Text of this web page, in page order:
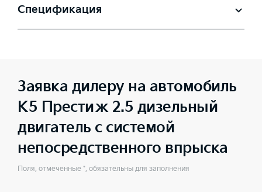
Спецификация
Заявка дилеру на автомобиль
K5 Престиж 2.5 дизельный
двигатель с системой
непосредственного впрыска
Поля, отмеченные *, обязательны для заполнения